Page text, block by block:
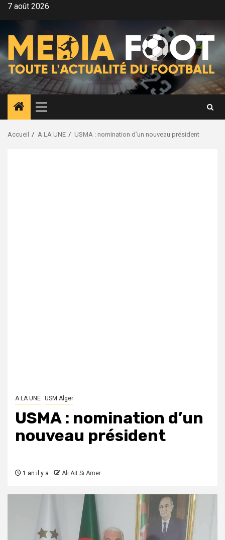
Aller7 août 2026
Menu
principal
Accueil A LA UNE USMA : nomination d’un nouveau président
A LA UNE USM Alger
USMA : nomination d’un
nouveau président
1 an il y a Ali Ait Si Amer